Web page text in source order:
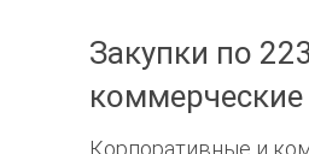
Закупки по
Корпоративные и